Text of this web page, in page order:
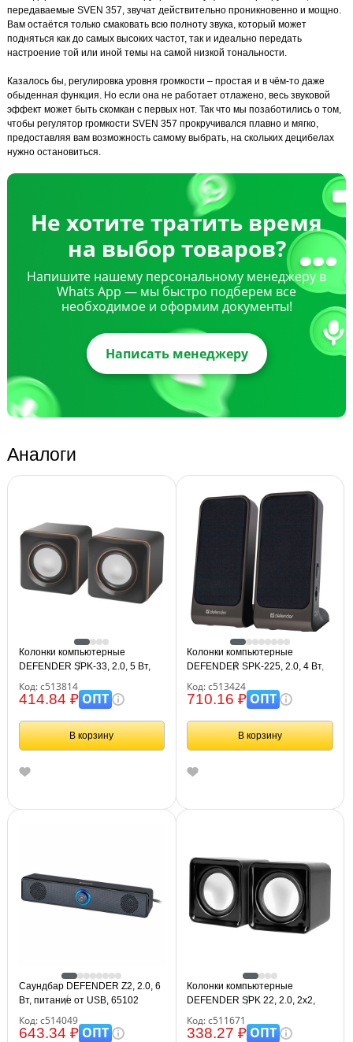
передаваемые SVEN 357, звучат действительно проникновенно и мощно.
Вам остаётся только смаковать всю полноту звука, который может
подняться как до самых высоких частот, так и идеально передать
настроение той или иной темы на самой низкой тональности.
Казалось бы, регулировка уровня громкости – простая и в чём-то даже
обыденная функция. Но если она не работает отлажено, весь звуковой
эффект может быть скомкан с первых нот. Так что мы позаботились о том,
чтобы регулятор громкости SVEN 357 прокручивался плавно и мягко,
предоставляя вам возможность самому выбрать, на скольких децибелах
нужно остановиться.
Не хотите тратить время
на выбор товаров?
Напишите нашему персональному менеджеру в
Whats App — мы быстро подберем все
необходимое и оформим документы!
Написать менеджеру
Аналоги
Колонки компьютерные
DEFENDER SPK-33, 2.0, 5 Вт,
65633
Код: с513814
414.84 ₽ОПТ
В корзину
Колонки компьютерные
DEFENDER SPK-225, 2.0, 4 Вт,
Код: с513424
710.16 ₽ОПТ
В корзину
Саундбар DEFENDER Z2, 2.0, 6
Вт, питание от USB, 65102
Код: с514049
643.34 ₽ОПТ
Колонки компьютерные
DEFENDER SPK 22, 2.0, 2х2,
Код: с511671
338.27 ₽ОПТ